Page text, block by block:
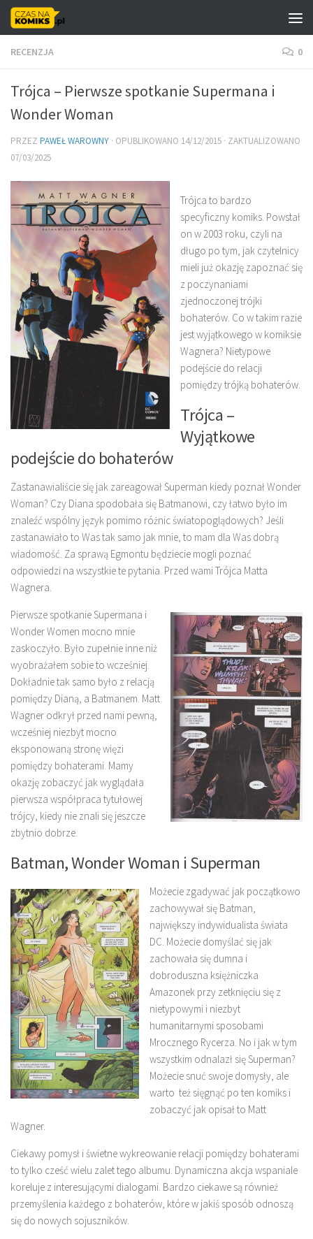
Skip to content
RECENZJA 0
Trójca – Pierwsze spotkanie Supermana i
Wonder Woman
PRZEZ PAWEŁ WAROWNY · OPUBLIKOWANO 14/12/2015 · ZAKTUALIZOWANO
07/03/2025
Trójca to bardzo
specyficzny komiks. Powstał
on w 2003 roku, czyli na
długo po tym, jak czytelnicy
mieli już okazję zapoznać się
z poczynaniami
zjednoczonej trójki
bohaterów. Co w takim razie
jest wyjątkowego w komiksie
Wagnera? Nietypowe
podejście do relacji
pomiędzy trójką bohaterów.
Trójca –
Wyjątkowe
podejście do bohaterów
Zastanawialiście się jak zareagował Superman kiedy poznał Wonder
Woman? Czy Diana spodobała się Batmanowi, czy łatwo było im
znaleźć wspólny język pomimo różnic światopoglądowych? Jeśli
zastanawiało to Was tak samo jak mnie, to mam dla Was dobrą
wiadomość. Za sprawą Egmontu będziecie mogli poznać
odpowiedzi na wszystkie te pytania. Przed wami Trójca Matta
Wagnera.
Pierwsze spotkanie Supermana i
Wonder Women mocno mnie
zaskoczyło. Było zupełnie inne niż
wyobrażałem sobie to wcześniej.
Dokładnie tak samo było z relacją
pomiędzy Dianą, a Batmanem. Matt
Wagner odkrył przed nami pewną,
wcześniej niezbyt mocno
eksponowaną stronę więzi
pomiędzy bohaterami. Mamy
okazję zobaczyć jak wyglądała
pierwsza współpraca tytułowej
trójcy, kiedy nie znali się jeszcze
zbytnio dobrze.
Batman, Wonder Woman i Superman
Możecie zgadywać jak początkowo
zachowywał się Batman,
największy indywidualista świata
DC. Możecie domyślać się jak
zachowała się dumna i
dobroduszna księżniczka
Amazonek przy zetknięciu się z
nietypowymi i niezbyt
humanitarnymi sposobami
Mrocznego Rycerza. No i jak w tym
wszystkim odnalazł się Superman?
Możecie snuć swoje domysły, ale
warto też sięgnąć po ten komiks i
zobaczyć jak opisał to Matt
Wagner.
Ciekawy pomysł i świetne wykreowanie relacji pomiędzy bohaterami
to tylko cześć wielu zalet tego albumu. Dynamiczna akcja wspaniale
koreluje z interesującymi dialogami. Bardzo ciekawe są również
przemyślenia każdego z bohaterów, które w jakiś sposób odnoszą
się do nowych sojuszników.